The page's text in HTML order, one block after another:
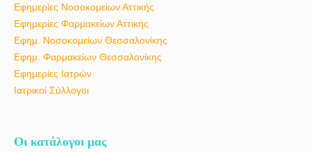
Εφημερίες Νοσοκομείων Αττικής
Εφημερίες Φαρμακείων Αττικής
Εφημ. Νοσοκομείων Θεσσαλονίκης
Εφημ. Φαρμακείων Θεσσαλονίκης
Εφημερίες Ιατρών
Ιατρικοί Σύλλογοι
Οι κατάλογοι μας